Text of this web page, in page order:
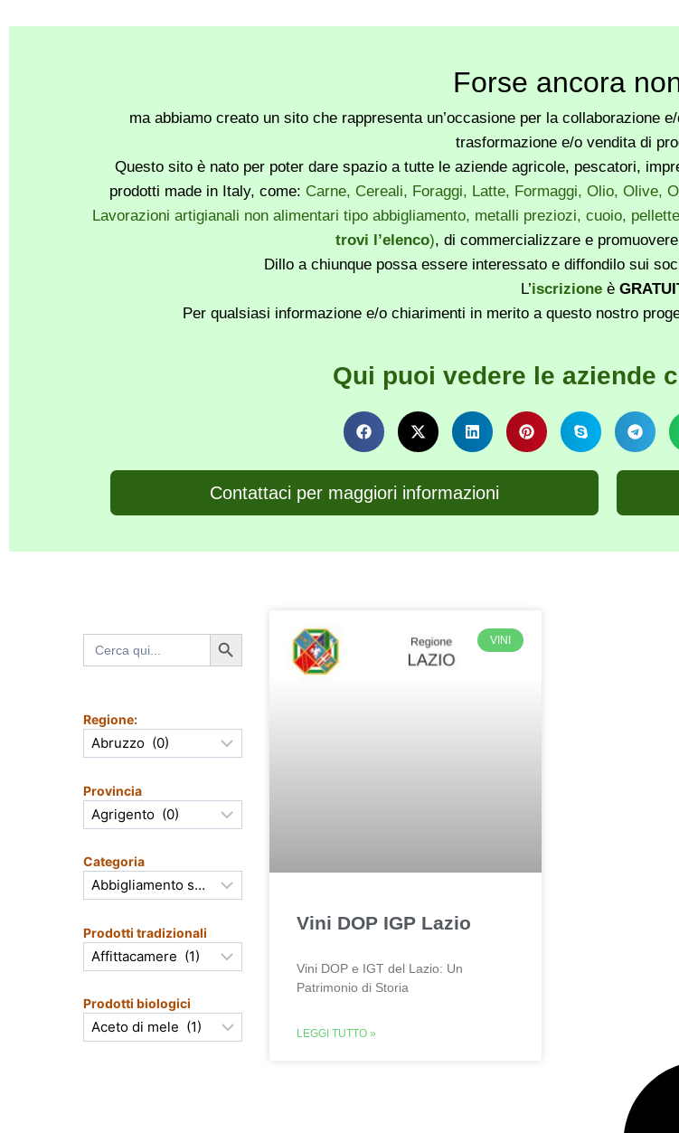
Forse ancora
ma abbiamo creato un sito che rappresenta un’occasione per la collaborazione
trasformazione e/o vendita di
Questo sito è nato per poter dare spazio a tutte le aziende agricole, pescatori,
prodotti made in Italy, come: Carne, Cereali, Foraggi, Latte, Formaggi, Olio, Olive,
Lavorazioni artigianali non alimentari tipo abbigliamento, metalli preziozi, cuoio,
trovi l’elenco), di commercializzare e
Dillo a chiunque possa essere interessato e diffondilo sui
L’iscrizioneè
Per qualsiasi informazione e/o chiarimenti in merito a questo nostro
Qui puoi vedere le aziende
Contattaci per maggiori informazioni
Search
for:
Search Button
Regione:
Provincia
Categoria
Prodotti tradizionali
Prodotti biologici
VINI
Vini DOP IGP Lazio
Vini DOP e IGT del Lazio: Un
Patrimonio di Storia
LEGGI TUTTO »